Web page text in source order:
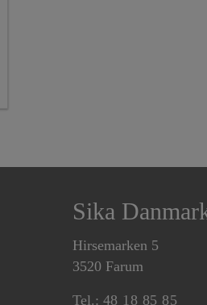
Sika
Hirsemarken 5
3520 Farum
Tel.: 48 18 85 85